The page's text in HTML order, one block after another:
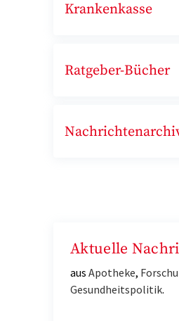
Krankenkasse
Ratgeber-Bücher
Aktuelle
aus Apotheke,
Gesundheitspolitik.